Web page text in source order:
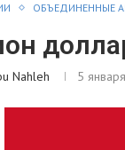
ОБЪЕДИНЕННЫЕ
Nahleh 5